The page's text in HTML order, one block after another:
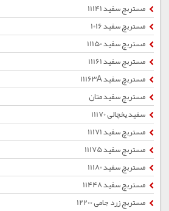
مستربچ سفید 11141
مستربچ سفید 1016
مستربچ سفید 11150
مستربچ سفید 11161
مستربچ سفید 11163A
مستربچ سفید متان
سفید یخچالی 11170
مستربچ سفید 11171
مستربچ سفید 11175
مستربچ سفید 11180
مستربچ سفید 11448
مستربچ زرد جامی 12200